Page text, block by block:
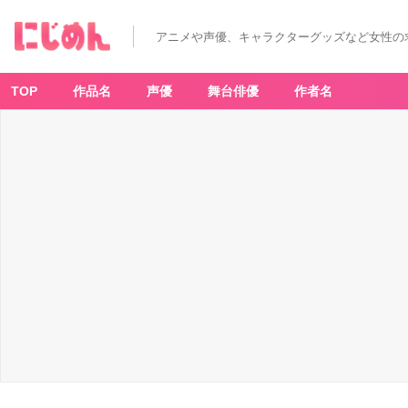
アニメや声優、キャラクターグッズなど女性
TOP 作品名 声優 舞台俳優 作者名